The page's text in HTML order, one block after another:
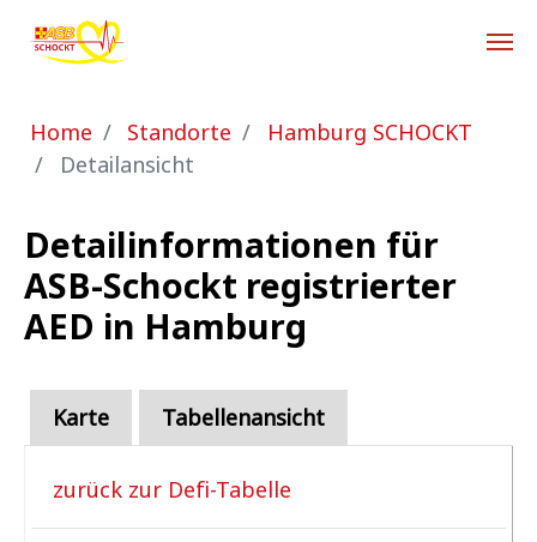
Zum Hauptinhalt springen
Sie sind hier:
Home Standorte
Hamburg SCHOCKT
Detailansicht
Detailinformationen für
ASB-Schockt registrierter
AED in Hamburg
Karte Tabellenansicht
zurück zur Defi-Tabelle